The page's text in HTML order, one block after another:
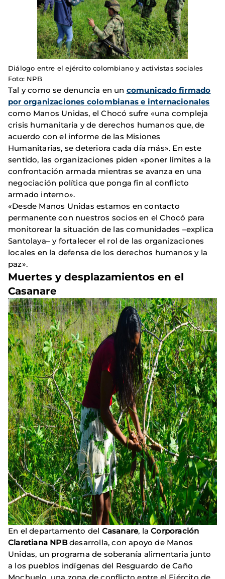
Diálogo entre el ejército colombiano y activistas sociales
Foto: NPB
Tal y como se denuncia en un comunicado firmado
por organizaciones colombianas e internacionales
como Manos Unidas, el Chocó sufre «una compleja
crisis humanitaria y de derechos humanos que, de
acuerdo con el informe de las Misiones
Humanitarias, se deteriora cada día más». En este
sentido, las organizaciones piden «poner límites a la
confrontación armada mientras se avanza en una
negociación política que ponga fin al conflicto
armado interno».
«Desde Manos Unidas estamos en contacto
permanente con nuestros socios en el Chocó para
monitorear la situación de las comunidades –explica
Santolaya– y fortalecer el rol de las organizaciones
locales en la defensa de los derechos humanos y la
paz».
Muertes y desplazamientos en el
Casanare
En el departamento del Casanare, laCorporación
Claretiana NPBdesarrolla, con apoyo de Manos
Unidas, un programa de soberanía alimentaria junto
a los pueblos indígenas del Resguardo de Caño